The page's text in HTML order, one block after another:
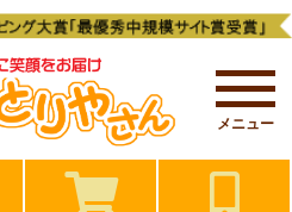
メニュー